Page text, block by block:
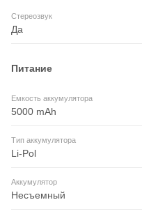
Стереозвук
Да
Питание
Емкость аккумулятора
5000 mAh
Тип аккумулятора
Li-Pol
Аккумулятор
Несъемный